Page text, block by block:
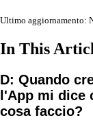
Ultimo aggiornamento:
In This
D: Quando
l'App mi dice
cosa faccio?